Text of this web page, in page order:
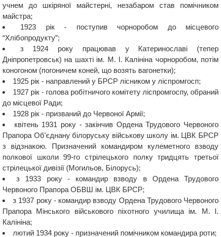
учнем до шкіряної майстерні, незабаром став помічником
майстра;
1923 рік - поступив чорноробом до місцевого
“Хлібопродукту”;
з 1924 року працював у Катеринославі (тепер
Дніпропетровськ) на шахті ім. М. І. Калініна чорноробом, потім
коногоном (погоничем коней, що возять вагонетки);
1925 рік - направлений у БРСР лісником у ліспромгосп;
1927 рік - голова робітничого комітету ліспромгоспу, обраний
до місцевої Ради;
1928 рік - призваний до Червоної Армії;
квітень 1931 року - закінчив Ордена Трудового Червоного
Прапора Об'єднану білоруську військову школу ім. ЦВК БРСР
з відзнакою. Призначений командиром кулеметного взводу
полкової школи 99-го стрілецького полку тридцять третьої
стрілецької дивізії (Могильов, Білорусь);
з 1933 року - командир взводу в Ордена Трудового
Червоного Прапора ОБВШ ім. ЦВК БРСР;
з 1937 року - командир взводу Ордена Трудового Червоного
Прапора Мінського військового піхотного училища ім. М. І.
Калініна;
лютий 1934 року - призначений помічником командира роти;